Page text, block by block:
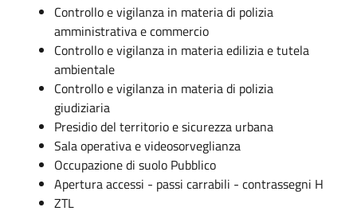
Controllo e vigilanza in materia di polizia
amministrativa e commercio
Controllo e vigilanza in materia edilizia e tutela
ambientale
Controllo e vigilanza in materia di polizia
giudiziaria
Presidio del territorio e sicurezza urbana
Sala operativa e videosorveglianza
Occupazione di suolo Pubblico
Apertura accessi - passi carrabili - contrassegni H
ZTL